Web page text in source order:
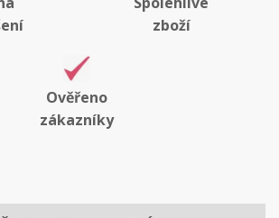
zboží
Ověřeno
zákazníky